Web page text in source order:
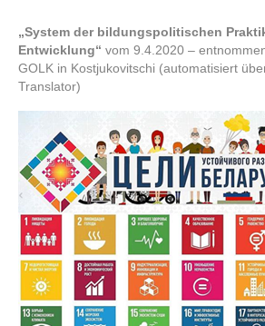
„System der bildungspolitischen
Entwicklung“ vom 9.4.2020 –
GOLK in Kostjukovitschi (automatisiert
Translator)